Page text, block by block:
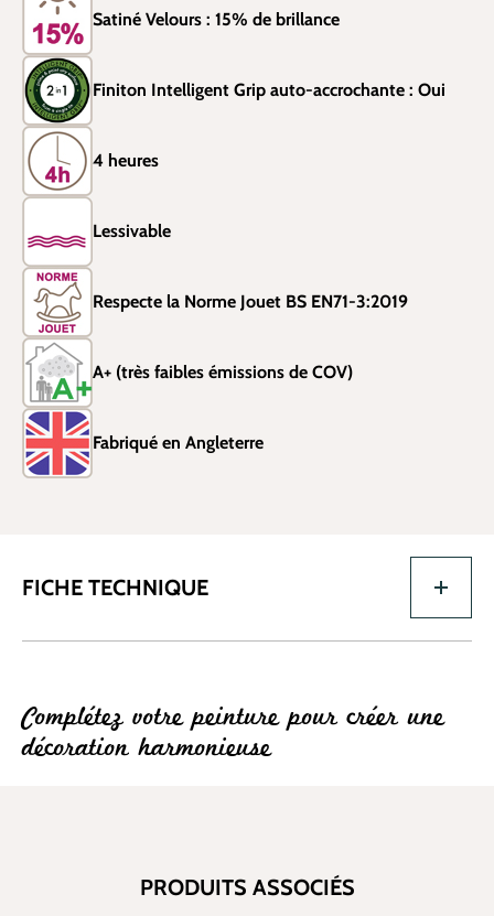
Satiné Velours : 15% de brillance
Finiton Intelligent Grip auto-accrochante : Oui
4 heures
Lessivable
Respecte la Norme Jouet BS EN71-3:2019
A+ (très faibles émissions de COV)
Fabriqué en Angleterre
FICHE TECHNIQUE
Complétez votre peinture pour créer une
décoration harmonieuse
PRODUITS ASSOCIÉS